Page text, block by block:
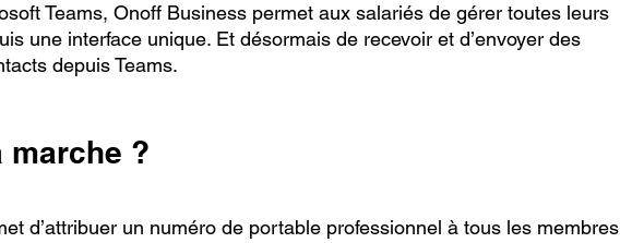
Teams, Onoff Business permet aux salariés de gérer toutes leurs
une interface unique. Et désormais de recevoir et d’envoyer des
depuis Teams.
marche ?
d’attribuer un numéro de portable professionnel à tous les membres